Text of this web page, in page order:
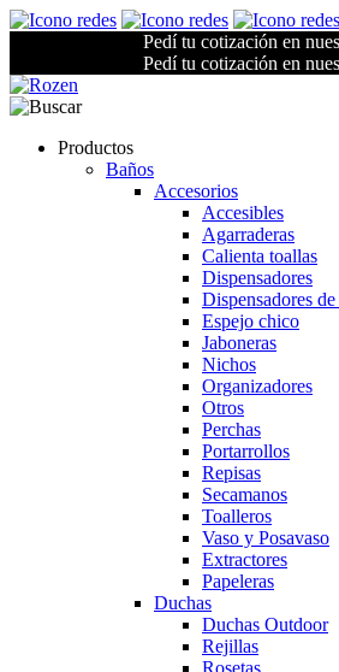
Pedí tu cotización en
Pedí tu cotización en
Productos
Baños
Accesorios
Accesibles
Agarraderas
Calienta toallas
Dispensadores
Dispensadores de
Espejo chico
Jaboneras
Nichos
Organizadores
Otros
Perchas
Portarrollos
Repisas
Secamanos
Toalleros
Vaso y Posavaso
Extractores
Papeleras
Duchas
Duchas Outdoor
Rejillas
Rosetas